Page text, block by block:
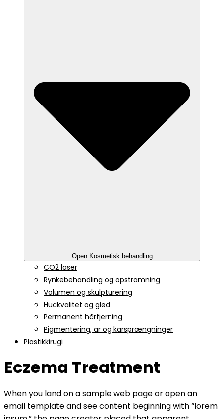
Open Kosmetisk behandling
CO2 laser
Rynkebehandling og opstramning
Volumen og skulpturering
Hudkvalitet og glød
Permanent hårfjerning
Pigmentering, ar og karsprængninger
Plastikkirugi
Eczema Treatment
When you land on a sample web page or open an
email template and see content beginning with “lorem